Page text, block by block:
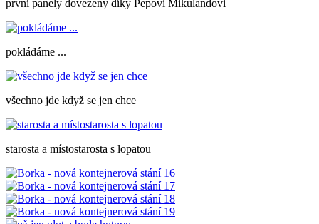
první panely dovezeny díky Pepovi Mikulandovi
pokládáme ...
všechno jde když se jen chce
starosta a místostarosta s lopatou